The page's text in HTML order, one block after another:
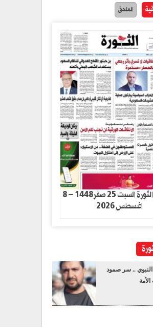
الملحق
صحيفة الثورة السبت 25 صفر1448 – 8
اغسطس 2026
النبوي .. سر صمود